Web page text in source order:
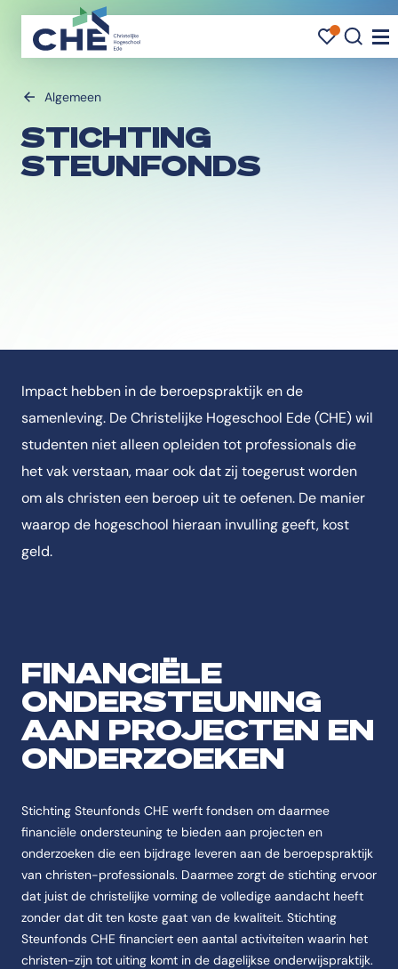
Algemeen
STICHTING
STEUNFONDS
Impact hebben in de beroepspraktijk en de
samenleving. De Christelijke Hogeschool Ede (CHE) wil
studenten niet alleen opleiden tot professionals die
het vak verstaan, maar ook dat zij toegerust worden
om als christen een beroep uit te oefenen. De manier
waarop de hogeschool hieraan invulling geeft, kost
geld.
FINANCIËLE
ONDERSTEUNING
AAN PROJECTEN EN
ONDERZOEKEN
Stichting Steunfonds CHE werft fondsen om daarmee
financiële ondersteuning te bieden aan projecten en
onderzoeken die een bijdrage leveren aan de beroepspraktijk
van christen-professionals. Daarmee zorgt de stichting ervoor
dat juist de christelijke vorming de volledige aandacht heeft
zonder dat dit ten koste gaat van de kwaliteit. Stichting
Steunfonds CHE financiert een aantal activiteiten waarin het
christen-zijn tot uiting komt in de dagelijkse onderwijspraktijk.